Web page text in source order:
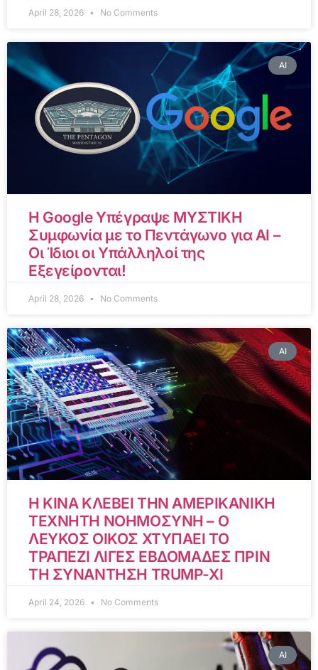
April 28, 2026 No Comments
AI
Η Google Υπέγραψε ΜΥΣΤΙΚΗ
Συμφωνία με το Πεντάγωνο για AI –
Οι Ίδιοι οι Υπάλληλοί της
Εξεγείρονται!
April 28, 2026 No Comments
AI
Η ΚΙΝΑ ΚΛΕΒΕΙ ΤΗΝ ΑΜΕΡΙΚΑΝΙΚΗ
ΤΕΧΝΗΤΗ ΝΟΗΜΟΣΥΝΗ – Ο
ΛΕΥΚΟΣ ΟΙΚΟΣ ΧΤΥΠΑΕΙ ΤΟ
ΤΡΑΠΕΖΙ ΛΙΓΕΣ ΕΒΔΟΜΑΔΕΣ ΠΡΙΝ
ΤΗ ΣΥΝΑΝΤΗΣΗ TRUMP-XI
April 24, 2026 No Comments
AI